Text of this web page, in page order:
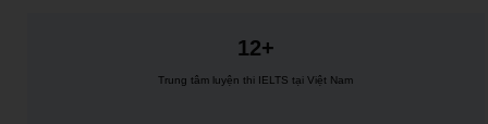
12+
Trung tâm luyện thi IELTS tại Việt Nam